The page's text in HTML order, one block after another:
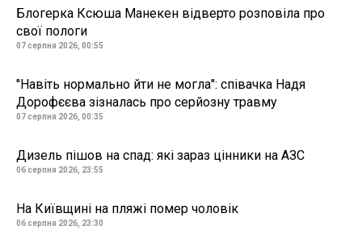
Блогерка Ксюша Манекен відверто розповіла про
свої пологи
07 серпня 2026, 00:55
"Навіть нормально йти не могла": співачка Надя
Дорофєєва зізналась про серйозну травму
07 серпня 2026, 00:35
Дизель пішов на спад: які зараз цінники на АЗС
06 серпня 2026, 23:55
На Київщині на пляжі помер чоловік
06 серпня 2026, 23:30